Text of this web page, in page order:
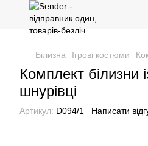
Білизна Ігрові костюми
Комплект білизни
шнурівці
Артикул: D094/1 Написати